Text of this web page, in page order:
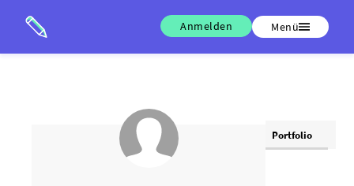
Anmelden Menü
Portfolio